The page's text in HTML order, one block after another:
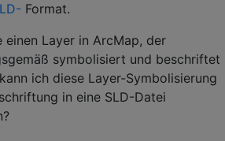
Format.
einen Layer in ArcMap, der
symbolisiert und beschriftet
ich diese Layer-Symbolisierung
in eine SLD-Datei